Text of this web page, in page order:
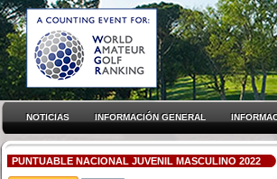
NOTICIAS INFORMACIÓN GENERAL
PUNTUABLE NACIONAL JUVENIL MASCULINO 2022